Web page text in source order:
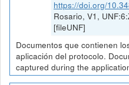
https://doi.org/
Rosario, V1,
[fileUNF]
Documentos que contienen
aplicación del protocolo.
captured during the